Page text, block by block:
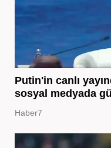
Putin'in canlı
sosyal medyada
Haber7